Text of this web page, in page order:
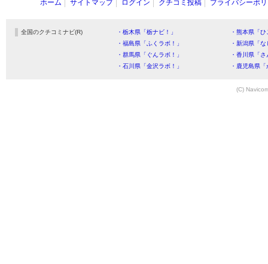
ホーム サイトマップ ログイン クチコミ投稿 プライバシーポ
全国のクチコミナビ(R) ・栃木県「栃ナビ！」
・熊本県「
・福島県「ふくラボ！」
・新潟県「
・群馬県「ぐんラボ！」
・香川県「
・石川県「金沢ラボ！」
・鹿児島県
(C)